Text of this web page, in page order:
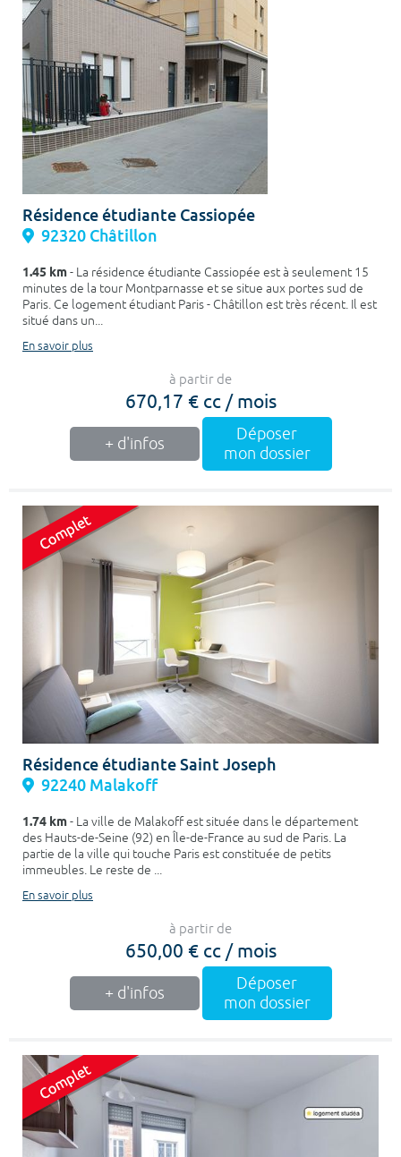
Chercher
Résidence étudiante Cassiopée
92320 Châtillon
1.45 km- La résidence étudiante Cassiopée est à seulement 15
minutes de la tour Montparnasse et se situe aux portes sud de
Paris. Ce logement étudiant Paris - Châtillon est très récent. Il est
situé dans un...
En savoir plus
à partir de
670,17 € cc / mois
+ d'infos
Déposer
mon dossier
Résidence étudiante Saint Joseph
92240 Malakoff
1.74 km- La ville de Malakoff est située dans le département
des Hauts-de-Seine (92) en Île-de-France au sud de Paris. La
partie de la ville qui touche Paris est constituée de petits
immeubles. Le reste de ...
En savoir plus
à partir de
650,00 € cc / mois
+ d'infos
Déposer
mon dossier